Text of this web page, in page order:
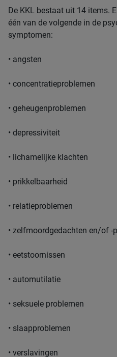
De KKL bestaat uit 14 items.
één van de volgende in de
symptomen:
• angsten
• concentratieproblemen
• geheugenproblemen
• depressiviteit
• lichamelijke klachten
• prikkelbaarheid
• relatieproblemen
• zelfmoordgedachten en/of -
• eetstoornissen
• automutilatie
• seksuele problemen
• slaapproblemen
• verslavingen